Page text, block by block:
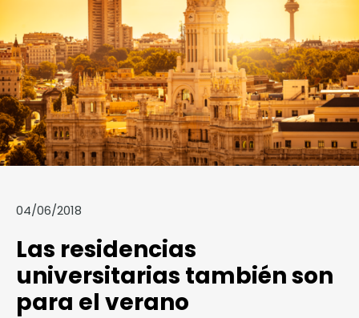
04/06/2018
Las residencias
universitarias también son
para el verano